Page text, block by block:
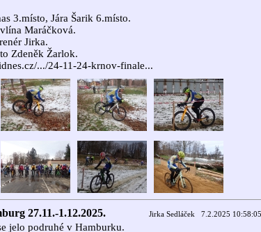
3.místo, Jára Šarik 6.místo.
Maráčková.
Jirka.
Zdeněk Žarlok.
.../24-11-24-krnov-finale...
27.11.-1.12.2025. Jirka Sedláček 7.2.2025 10:58:05
jelo podruhé v Hamburku.